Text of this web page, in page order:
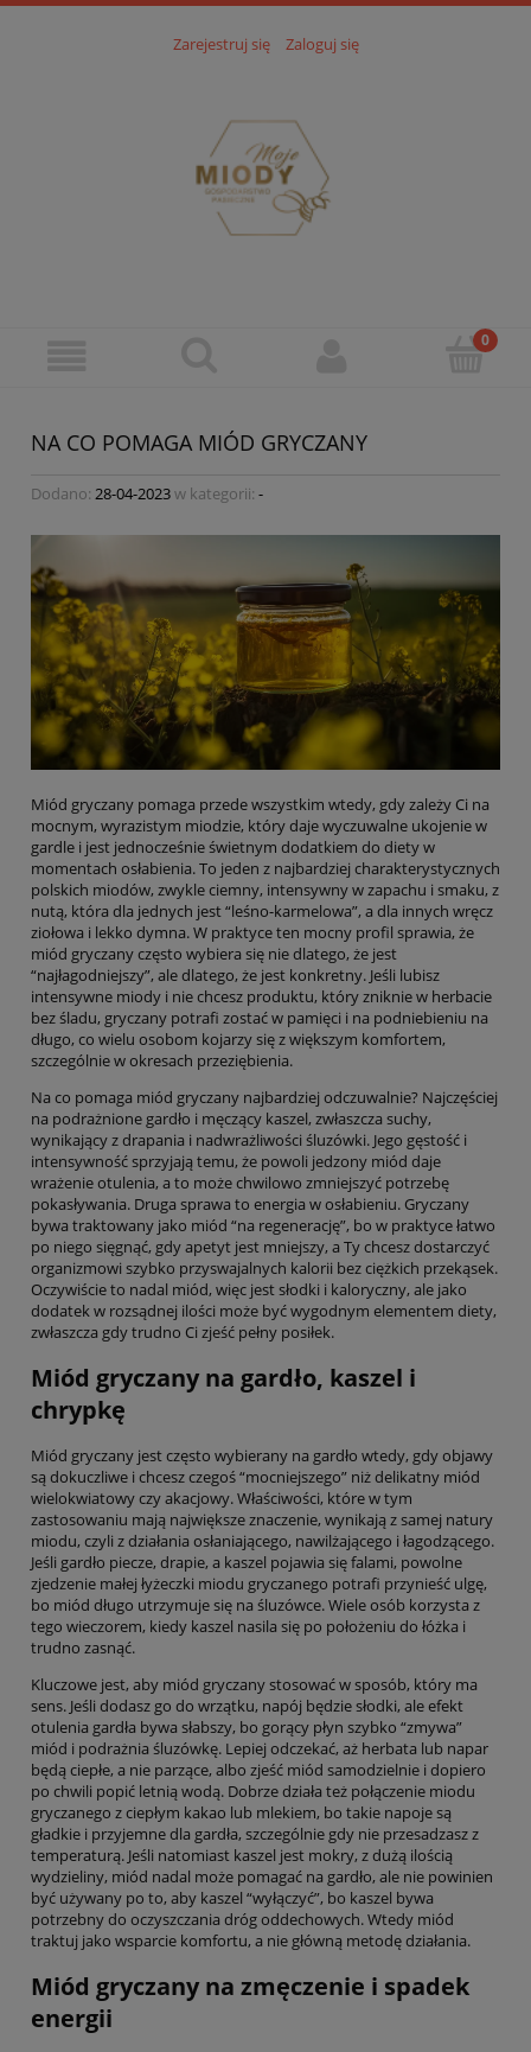
Zarejestruj się Zaloguj się
NA CO POMAGA MIÓD GRYCZANY
Dodano: 28-04-2023w kategorii: -
Miód gryczany pomaga przede wszystkim wtedy, gdy zależy Ci na
mocnym, wyrazistym miodzie, który daje wyczuwalne ukojenie w
gardle i jest jednocześnie świetnym dodatkiem do diety w
momentach osłabienia. To jeden z najbardziej charakterystycznych
polskich miodów, zwykle ciemny, intensywny w zapachu i smaku, z
nutą, która dla jednych jest “leśno-karmelowa”, a dla innych wręcz
ziołowa i lekko dymna. W praktyce ten mocny profil sprawia, że
miód gryczany często wybiera się nie dlatego, że jest
“najłagodniejszy”, ale dlatego, że jest konkretny. Jeśli lubisz
intensywne miody i nie chcesz produktu, który zniknie w herbacie
bez śladu, gryczany potrafi zostać w pamięci i na podniebieniu na
długo, co wielu osobom kojarzy się z większym komfortem,
szczególnie w okresach przeziębienia.
Na co pomaga miód gryczany najbardziej odczuwalnie? Najczęściej
na podrażnione gardło i męczący kaszel, zwłaszcza suchy,
wynikający z drapania i nadwrażliwości śluzówki. Jego gęstość i
intensywność sprzyjają temu, że powoli jedzony miód daje
wrażenie otulenia, a to może chwilowo zmniejszyć potrzebę
pokasływania. Druga sprawa to energia w osłabieniu. Gryczany
bywa traktowany jako miód “na regenerację”, bo w praktyce łatwo
po niego sięgnąć, gdy apetyt jest mniejszy, a Ty chcesz dostarczyć
organizmowi szybko przyswajalnych kalorii bez ciężkich przekąsek.
Oczywiście to nadal miód, więc jest słodki i kaloryczny, ale jako
dodatek w rozsądnej ilości może być wygodnym elementem diety,
zwłaszcza gdy trudno Ci zjeść pełny posiłek.
Miód gryczany na gardło, kaszel i
chrypkę
Miód gryczany jest często wybierany na gardło wtedy, gdy objawy
są dokuczliwe i chcesz czegoś “mocniejszego” niż delikatny miód
wielokwiatowy czy akacjowy. Właściwości, które w tym
zastosowaniu mają największe znaczenie, wynikają z samej natury
miodu, czyli z działania osłaniającego, nawilżającego i łagodzącego.
Jeśli gardło piecze, drapie, a kaszel pojawia się falami, powolne
zjedzenie małej łyżeczki miodu gryczanego potrafi przynieść ulgę,
bo miód długo utrzymuje się na śluzówce. Wiele osób korzysta z
tego wieczorem, kiedy kaszel nasila się po położeniu do łóżka i
trudno zasnąć.
Kluczowe jest, aby miód gryczany stosować w sposób, który ma
sens. Jeśli dodasz go do wrzątku, napój będzie słodki, ale efekt
otulenia gardła bywa słabszy, bo gorący płyn szybko “zmywa”
miód i podrażnia śluzówkę. Lepiej odczekać, aż herbata lub napar
będą ciepłe, a nie parzące, albo zjeść miód samodzielnie i dopiero
po chwili popić letnią wodą. Dobrze działa też połączenie miodu
gryczanego z ciepłym kakao lub mlekiem, bo takie napoje są
gładkie i przyjemne dla gardła, szczególnie gdy nie przesadzasz z
temperaturą. Jeśli natomiast kaszel jest mokry, z dużą ilością
wydzieliny, miód nadal może pomagać na gardło, ale nie powinien
być używany po to, aby kaszel “wyłączyć”, bo kaszel bywa
potrzebny do oczyszczania dróg oddechowych. Wtedy miód
traktuj jako wsparcie komfortu, a nie główną metodę działania.
Miód gryczany na zmęczenie i spadek
energii